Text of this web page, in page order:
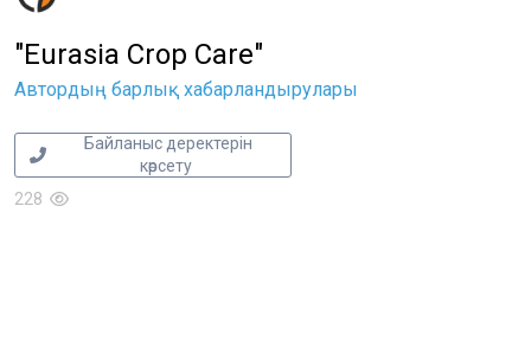
"Eurasia Crop Care"
Автордың барлық хабарландырулары
Байланыс деректерін
көрсету
228